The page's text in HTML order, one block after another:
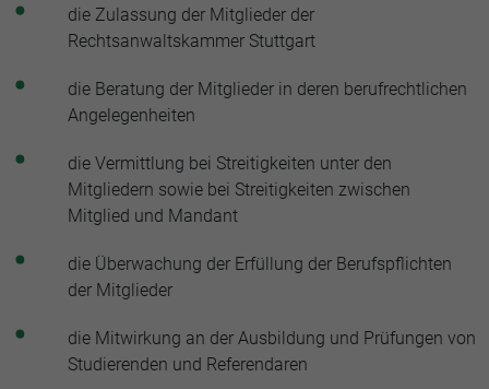
die Zulassung der Mitglieder der
Rechtsanwaltskammer Stuttgart
die Beratung der Mitglieder in deren berufrechtlichen
Angelegenheiten
die Vermittlung bei Streitigkeiten unter den
Mitgliedern sowie bei Streitigkeiten zwischen
Mitglied und Mandant
die Überwachung der Erfüllung der Berufspflichten
der Mitglieder
die Mitwirkung an der Ausbildung und Prüfungen von
Studierenden und Referendaren